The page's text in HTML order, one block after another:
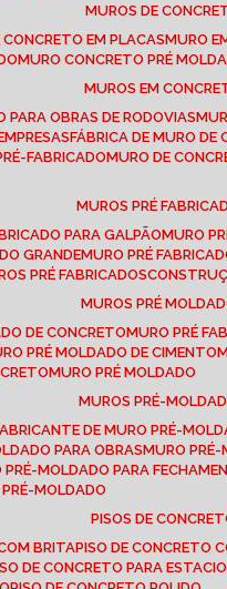
MUROS DE
CONCRETO EM PLACAS MURO
MURO CONCRETO PRÉ
MUROS EM
PARA OBRAS DE RODOVIAS
FÁBRICA DE MURO DE
FABRICADO MURO DE
MUROS PRÉ
PARA GALPÃO MURO
GRANDE MURO PRÉ
PRÉ FABRICADOS
MUROS PRÉ
DE CONCRETO MURO PRÉ
PRÉ MOLDADO DE CIMENTO
MURO PRÉ MOLDADO
MUROS PRÉ-
FABRICANTE DE MURO PRÉ-
PARA OBRAS
MURO
PRÉ-MOLDADO PARA
PRÉ-MOLDADO
PISOS DE
BRITA PISO DE CONCRETO
DE CONCRETO PARA